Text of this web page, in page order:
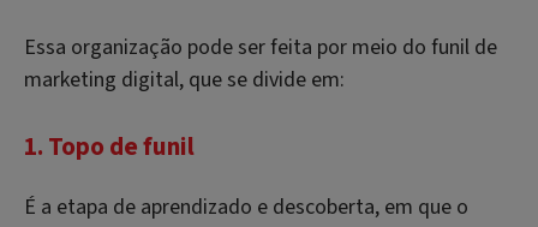
Essa organização pode ser feita por meio do funil de
marketing digital, que se divide em:
1. Topo de funil
É a etapa de aprendizado e descoberta, em que o